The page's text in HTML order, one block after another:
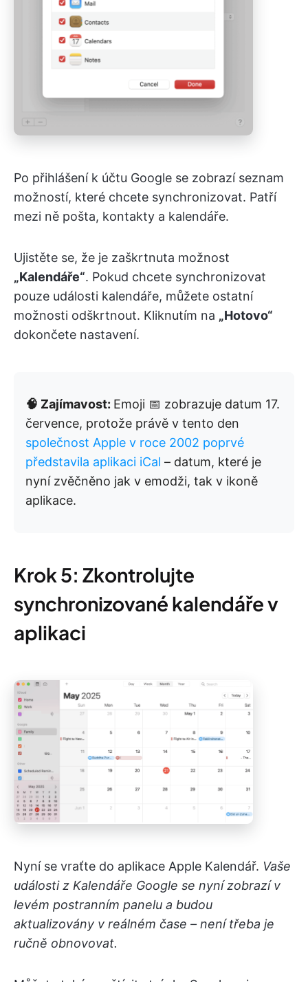
Po přihlášení k účtu Google se zobrazí seznam
možností, které chcete synchronizovat. Patří
mezi ně pošta, kontakty a kalendáře.
Ujistěte se, že je zaškrtnuta možnost
„Kalendáře“. Pokud chcete synchronizovat
pouze události kalendáře, můžete ostatní
možnosti odškrtnout. Kliknutím na „Hotovo“
dokončete nastavení.
🧠 Zajímavost: Emoji 📅 zobrazuje datum 17.
července, protože právě v tento den
společnost Apple v roce 2002 poprvé
představila aplikaci iCal – datum, které je
nyní zvěčněno jak v emodži, tak v ikoně
aplikace.
Krok 5: Zkontrolujte
synchronizované kalendáře v
aplikaci
Nyní se vraťte do aplikace Apple Kalendář. Vaše
události z Kalendáře Google se nyní zobrazí v
levém postranním panelu a budou
aktualizovány v reálném čase – není třeba je
ručně obnovovat.